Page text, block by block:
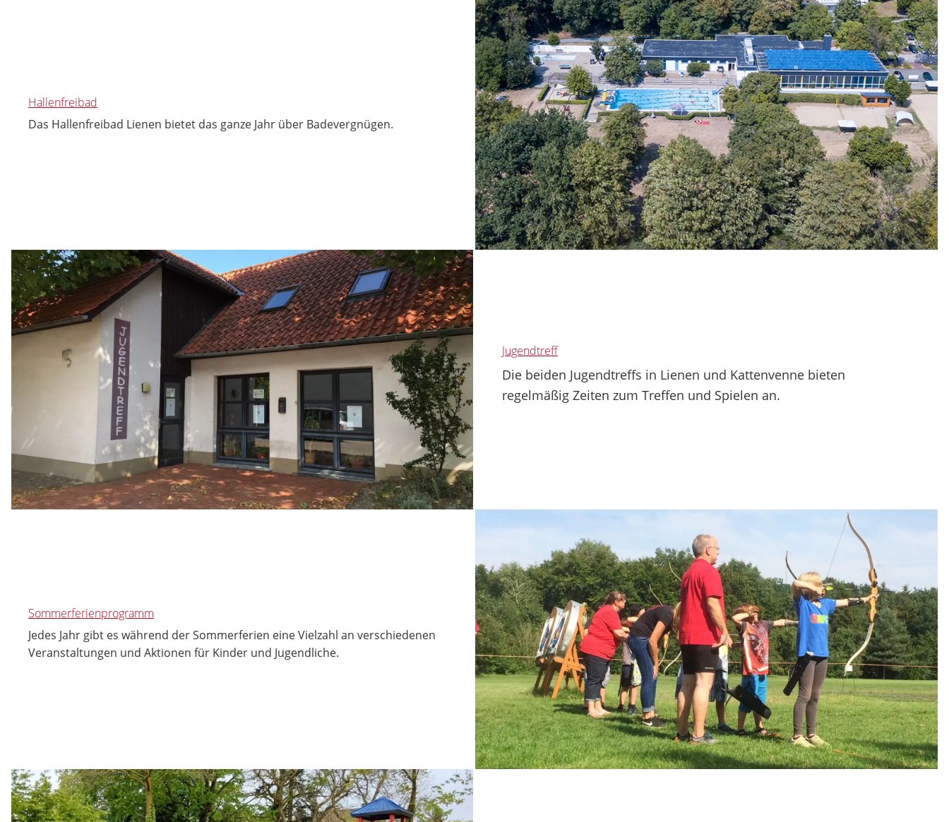
Hallenfreibad
Das Hallenfreibad Lienen bietet das ganze Jahr über Badevergnügen.
Jugendtreff
Die beiden Jugendtreffs in Lienen und Kattenvenne bieten
regelmäßig Zeiten zum Treffen und Spielen an.
Sommerferienprogramm
Jedes Jahr gibt es während der Sommerferien eine Vielzahl an verschiedenen
Veranstaltungen und Aktionen für Kinder und Jugendliche.